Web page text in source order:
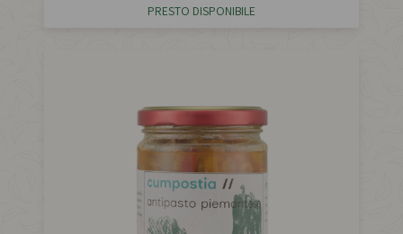
PRESTO DISPONIBILE